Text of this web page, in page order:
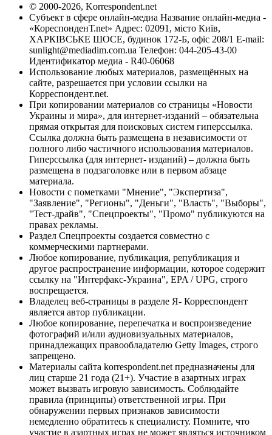
© 2000-2026, Korrespondent.net
Субъект в сфере онлайн-медиа Название онлайн-медиа -
«КореспонденТ.net» Адрес: 02091, місто Київ,
ХАРКІВСЬКЕ ШОСЕ, будинок 172-Б, офіс 208/1 E-mail:
sunlight@mediadim.com.ua Телефон: 044-205-43-00
Идентификатор медиа - R40-06068
Использование любых материалов, размещённых на
сайте, разрешается при условии ссылки на
Корреспондент.net.
При копировании материалов со страницы «Новости
Украины и мира», для интернет-изданий – обязательна
прямая открытая для поисковых систем гиперссылка.
Ссылка должна быть размещена в независимости от
полного либо частичного использования материалов.
Гиперссылка (для интернет- изданий) – должна быть
размещена в подзаголовке или в первом абзаце
материала.
Новости с пометками "Мнение", "Экспертиза",
"Заявление", "Регионы", "Деньги", "Власть", "Выборы",
"Тест-драйв", "Спецпроекты", "Промо" публикуются на
правах рекламы.
Раздел Спецпроекты создается совместно с
коммерческими партнерами.
Любое копирование, публикация, републикация и
другое распространение информации, которое содержит
ссылку на "Интерфакс-Украина", EPA / UPG, строго
воспрещается.
Владелец веб-страницы в разделе Я- Корреспондент
является автор публикации.
Любое копирование, перепечатка и воспроизведение
фотографий и/или аудиовизуальных материалов,
принадлежащих правообладателю Getty Images, строго
запрещено.
Материалы сайта korrespondent.net предназначены для
лиц старше 21 года (21+). Участие в азартных играх
может вызвать игровую зависимость. Соблюдайте
правила (принципы) ответственной игры. При
обнаружении первых признаков зависимости
немедленно обратитесь к специалисту. Помните, что
участие в азартных играх не может являться источником